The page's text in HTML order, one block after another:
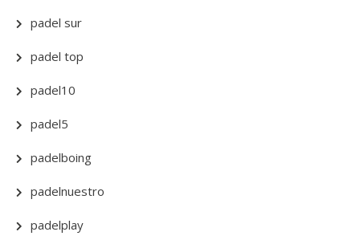
padel sur
padel top
padel10
padel5
padelboing
padelnuestro
padelplay